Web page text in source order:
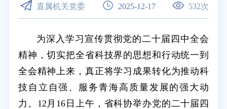
直属机关党委 2025-12-17 532次
为深入学习宣传贯彻党的二十届四中全会
精神，切实把全省科技界的思想和行动统一到
全会精神上来，真正将学习成果转化为推动科
技自立自强、服务青海高质量发展的强大动
力。12月16日上午，省科协举办党的二十届四